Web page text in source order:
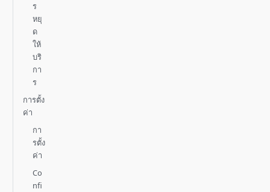
ร
หยุ
ด
ให้
บริ
กา
ร
การตั้ง
ค่า
กา
รตั้ง
ค่า
Co
nfi